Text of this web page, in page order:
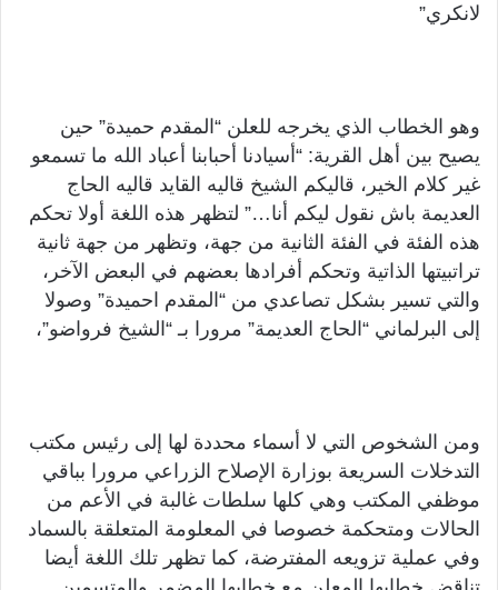
لانكري”
وهو الخطاب الذي يخرجه للعلن “المقدم حميدة” حين
يصيح بين أهل القرية: “أسيادنا أحبابنا أعباد الله ما تسمعو
غير كلام الخير، قاليكم الشيخ قاليه القايد قاليه الحاج
العديمة باش نقول ليكم أنا…” لتظهر هذه اللغة أولا تحكم
هذه الفئة في الفئة الثانية من جهة، وتظهر من جهة ثانية
تراتبيتها الذاتية وتحكم أفرادها بعضهم في البعض الآخر،
والتي تسير بشكل تصاعدي من “المقدم احميدة” وصولا
إلى البرلماني “الحاج العديمة” مرورا بـ “الشيخ فرواضو”،
ومن الشخوص التي لا أسماء محددة لها إلى رئيس مكتب
التدخلات السريعة بوزارة الإصلاح الزراعي مرورا بباقي
موظفي المكتب وهي كلها سلطات غالبة في الأعم من
الحالات ومتحكمة خصوصا في المعلومة المتعلقة بالسماد
وفي عملية تزويعه المفترضة، كما تظهر تلك اللغة أيضا